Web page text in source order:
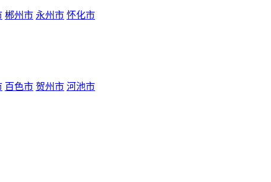
郴州市 永州市 怀化市
百色市 贺州市 河池市